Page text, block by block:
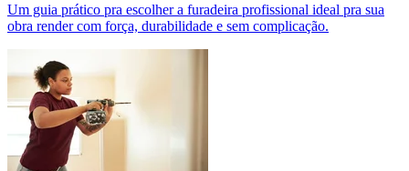
Um guia prático pra escolher a furadeira profissional ideal pra sua
obra render com força, durabilidade e sem complicação.